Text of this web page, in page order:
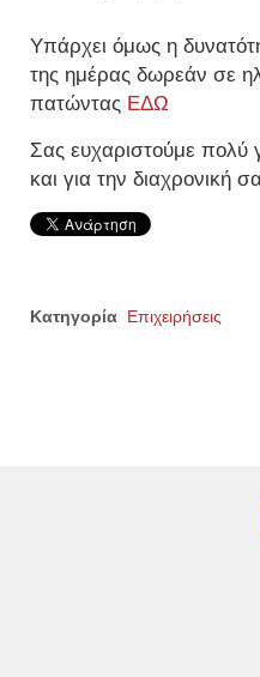
Υπάρχει όμως η
της ημέρας δωρεάν σε
πατώντας ΕΔΩ
Σας ευχαριστούμε πολύ
και για την διαχρονική
Κατηγορία Επιχειρήσεις